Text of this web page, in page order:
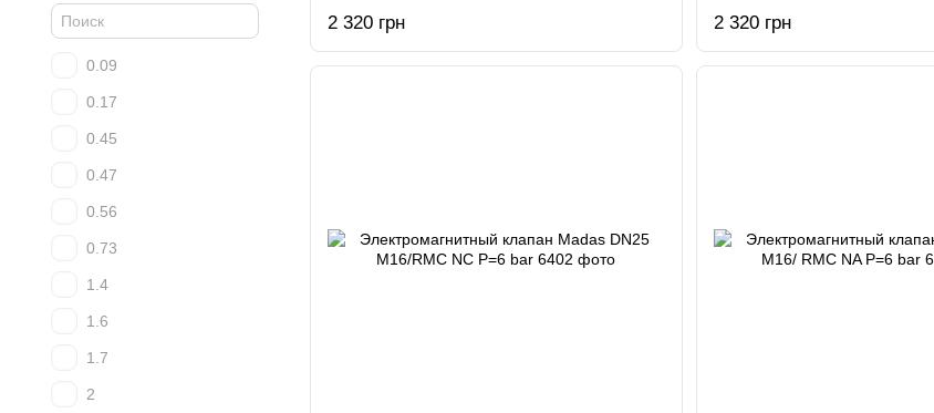
2 320 грн 2 320 грн
0.09
0.17
0.45
0.47
0.56
0.73
1.4
1.6
1.7
2